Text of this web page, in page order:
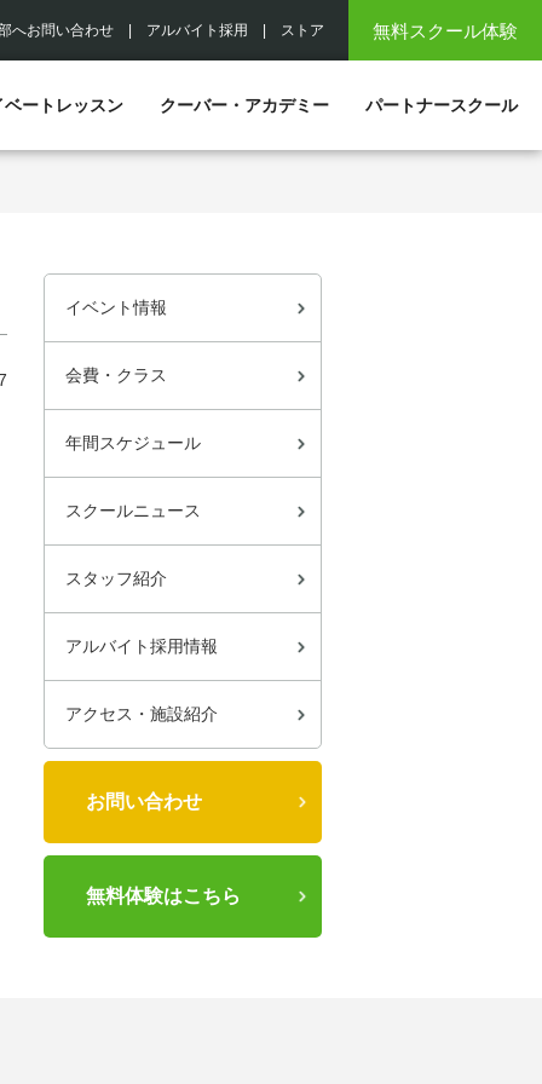
無料スクール体験
へお問い合わせ アルバイト採用 ストア
ベートレッスン クーバー・アカデミー パートナースクール
イベント情報
会費・クラス
年間スケジュール
スクールニュース
スタッフ紹介
アルバイト採用情報
アクセス・施設紹介
お問い合わせ
無料体験はこちら